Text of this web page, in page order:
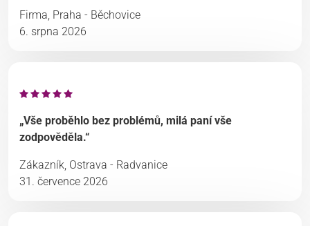
Firma, Praha - Běchovice
6. srpna 2026
„Vše proběhlo bez problémů, milá paní vše
zodpověděla.“
Zákazník, Ostrava - Radvanice
31. července 2026